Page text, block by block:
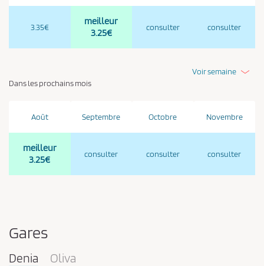
3.35€
meilleur
3.25€
consulter consulter
Voir semaine
Dans les prochains mois
Août
meilleur
3.25€
Septembre
consulter
Octobre
consulter
Novembre
consulter
Gares
Denia Oliva